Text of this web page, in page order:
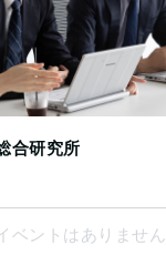
合研究所
ベントはありません